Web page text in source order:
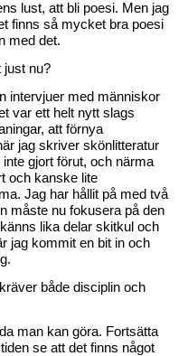
lust, att bli poesi. Men jag
finns så mycket bra poesi
med det.
just nu?
intervjuer med människor
var ett helt nytt slags
att förnya
jag skriver skönlitteratur
gjort förut, och närma
och kanske lite
Jag har hållit på med två
måste nu fokusera på den
lika delar skitkul och
jag kommit en bit in och
både disciplin och
man kan göra. Fortsätta
se att det finns något